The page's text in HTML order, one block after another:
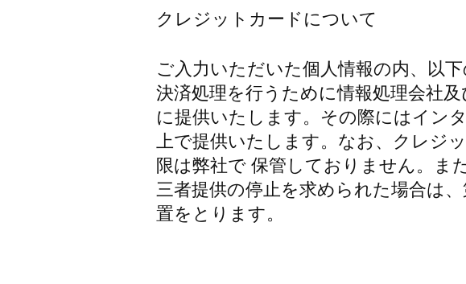
クレジットカードについて
ご入力いただいた個人情報の内、以
決済処理を行うために情報処理会社
に提供いたします。その際にはイン
上で提供いたします。なお、クレジ
限は弊社で 保管しておりません。ま
三者提供の停止を求められた場合は
置をとります。